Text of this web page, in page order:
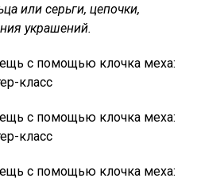
или серьги, цепочки,
украшений.